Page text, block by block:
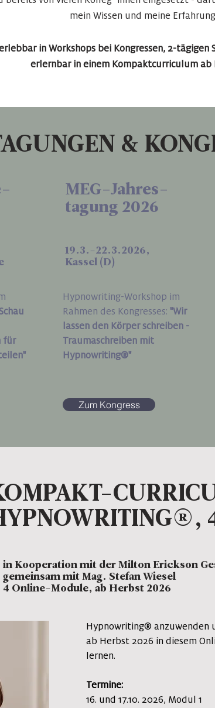
mein Wissen und meine
in Workshops bei Kongressen, 2-tägigen
erlernbar in einem Kompaktcurriculum ab
&
MEG-Jahres-
tagung 2026
19.3.-22.3.2026,
Kassel (D)
für
Hypnowriting-Workshop im
Rahmen des Kongresses: "Wir
lassen den Körper schreiben -
Traumaschreiben mit
Hypnowriting®"
Zum Kongress
Kooperation mit der Milton Erickson
mit Mag. Stefan Wiesel
Online-Module, ab Herbst 2026
Hypnowriting® anzuwenden
ab Herbst 2026 in diesem
lernen.
Termine:
​16. und 17.10. 2026, Modul 1